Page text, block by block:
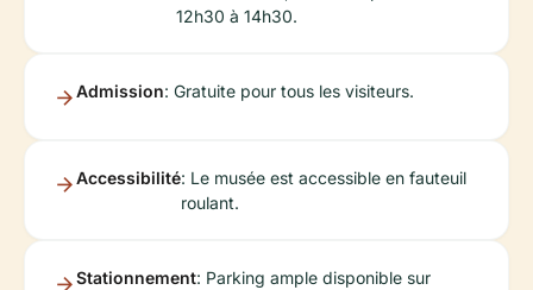
12h30 à 14h30.
Admission: Gratuite pour tous les visiteurs.
Accessibilité: Le musée est accessible en fauteuil
roulant.
Stationnement: Parking ample disponible sur